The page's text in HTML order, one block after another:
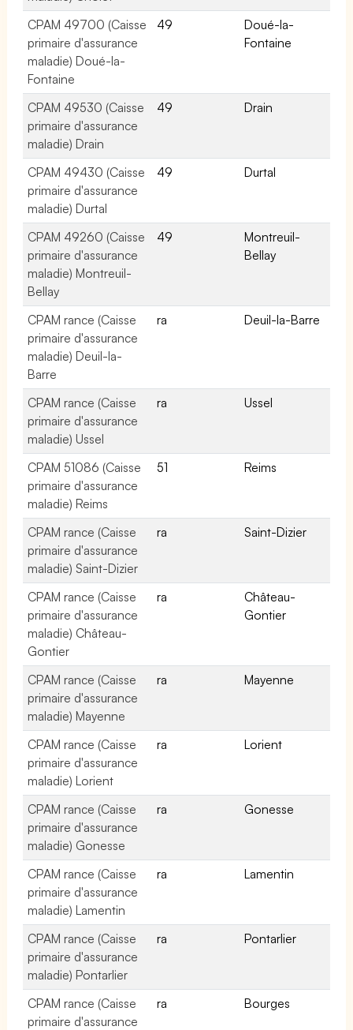
CPAM 49700 (Caisse
primaire d'assurance
maladie) Doué-la-
Fontaine
49
Doué-la-
Fontaine
CPAM 49530 (Caisse
primaire d'assurance
maladie) Drain
49 Drain
CPAM 49430 (Caisse
primaire d'assurance
maladie) Durtal
49 Durtal
CPAM 49260 (Caisse
primaire d'assurance
maladie) Montreuil-
Bellay
49
Montreuil-
Bellay
CPAM rance (Caisse
primaire d'assurance
maladie) Deuil-la-
Barre
ra Deuil-la-Barre
CPAM rance (Caisse
primaire d'assurance
maladie) Ussel
ra Ussel
CPAM 51086 (Caisse
primaire d'assurance
maladie) Reims
51 Reims
CPAM rance (Caisse
primaire d'assurance
maladie) Saint-Dizier
ra Saint-Dizier
CPAM rance (Caisse
primaire d'assurance
maladie) Château-
Gontier
ra
Château-
Gontier
CPAM rance (Caisse
primaire d'assurance
maladie) Mayenne
ra Mayenne
CPAM rance (Caisse
primaire d'assurance
maladie) Lorient
ra Lorient
CPAM rance (Caisse
primaire d'assurance
maladie) Gonesse
ra Gonesse
CPAM rance (Caisse
primaire d'assurance
maladie) Lamentin
ra Lamentin
CPAM rance (Caisse
primaire d'assurance
maladie) Pontarlier
ra Pontarlier
CPAM rance (Caisse
primaire d'assurance
ra Bourges